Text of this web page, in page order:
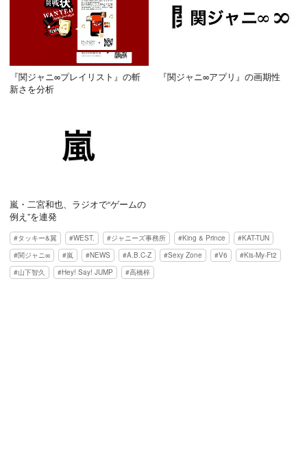
『関ジャニ∞プレイリスト』の斬
新さを分析
『関ジャニ∞アプリ』の画期性
嵐・二宮和也、ラジオで“ゲームの
例え”を連発
タッキー&翼 WEST. ジャニーズ事務所 King & Prince
KAT-TUN
関ジャニ∞
嵐 NEWS A.B.C-Z Sexy Zone V6
Kis-My-Ft2
山下智久
Hey! Say! JUMP 高橋梓